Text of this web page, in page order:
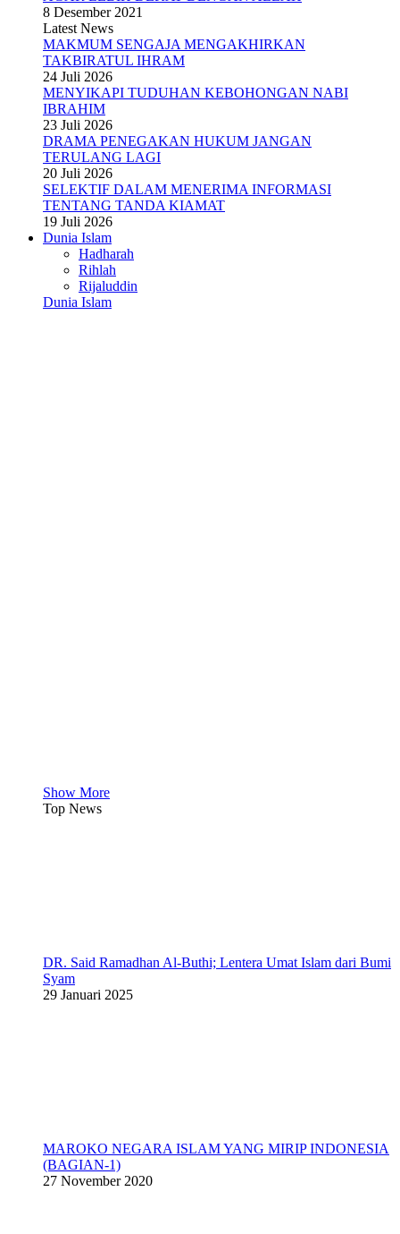
8 Desember 2021
Latest News
MAKMUM SENGAJA MENGAKHIRKAN
TAKBIRATUL IHRAM
24 Juli 2026
MENYIKAPI TUDUHAN KEBOHONGAN NABI
IBRAHIM
23 Juli 2026
DRAMA PENEGAKAN HUKUM JANGAN
TERULANG LAGI
20 Juli 2026
SELEKTIF DALAM MENERIMA INFORMASI
TENTANG TANDA KIAMAT
19 Juli 2026
Dunia Islam
Hadharah
Rihlah
Rijaluddin
Dunia Islam
Show More
Top News
DR. Said Ramadhan Al-Buthi; Lentera Umat Islam dari Bumi
Syam
29 Januari 2025
MAROKO NEGARA ISLAM YANG MIRIP INDONESIA
(BAGIAN-1)
27 November 2020